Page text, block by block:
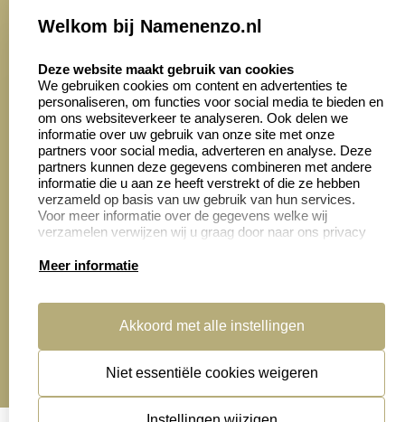
4028 beoordelingen
Onze vacatures
Zakelijk:
Aanvraag op maat
Cadeaubonnen
Klantenservice:
Contact opnemen
Veelgestelde vragen
Retourneren
handleidingen
algemene voorwaarden
disclaimer
Welkom bij Namenenzo.nl
Deze website maakt gebruik van cookies
We gebruiken cookies om content en advertenties te
personaliseren, om functies voor social media te bieden en
om ons websiteverkeer te analyseren. Ook delen we
informatie over uw gebruik van onze site met onze
partners voor social media, adverteren en analyse. Deze
partners kunnen deze gegevens combineren met andere
informatie die u aan ze heeft verstrekt of die ze hebben
verzameld op basis van uw gebruik van hun services.
Voor meer informatie over de gegevens welke wij
verzamelen verwijzen wij u graag door naar ons privacy
Meer informatie
Akkoord met alle instellingen
Niet essentiële cookies weigeren